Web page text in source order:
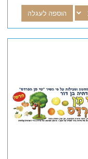
הוספה לעגלה